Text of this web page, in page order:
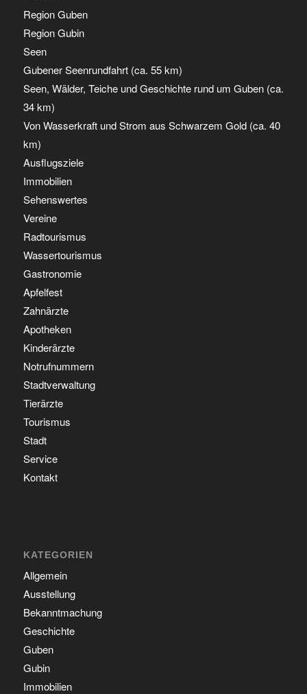
Region Guben
Region Gubin
Seen
Gubener Seenrundfahrt (ca. 55 km)
Seen, Wälder, Teiche und Geschichte rund um Guben (ca.
34 km)
Von Wasserkraft und Strom aus Schwarzem Gold (ca. 40
km)
Ausflugsziele
Immobilien
Sehenswertes
Vereine
Radtourismus
Wassertourismus
Gastronomie
Apfelfest
Zahnärzte
Apotheken
Kinderärzte
Notrufnummern
Stadtverwaltung
Tierärzte
Tourismus
Stadt
Service
Kontakt
KATEGORIEN
Allgemein
Ausstellung
Bekanntmachung
Geschichte
Guben
Gubin
Immobilien